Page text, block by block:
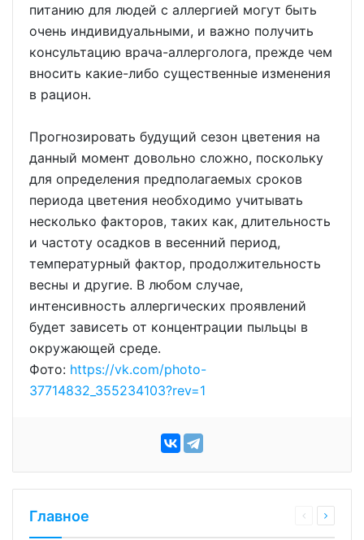
питанию для людей с аллергией могут быть
очень индивидуальными, и важно получить
консультацию врача-аллерголога, прежде чем
вносить какие-либо существенные изменения
в рацион.
Прогнозировать будущий сезон цветения на
данный момент довольно сложно, поскольку
для определения предполагаемых сроков
периода цветения необходимо учитывать
несколько факторов, таких как, длительность
и частоту осадков в весенний период,
температурный фактор, продолжительность
весны и другие. В любом случае,
интенсивность аллергических проявлений
будет зависеть от концентрации пыльцы в
окружающей среде.
Фото: https://vk.com/photo-
37714832_355234103?rev=1
Главное